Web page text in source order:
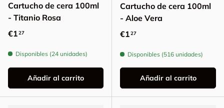
Cartucho de cera 100ml
- Titanio Rosa
Precio normal
€127
Disponibles (24 unidades)
Añadir al carrito
Cartucho de cera 100ml
- Aloe Vera
Precio normal
€127
Disponibles (516 unidades)
Añadir al carrito